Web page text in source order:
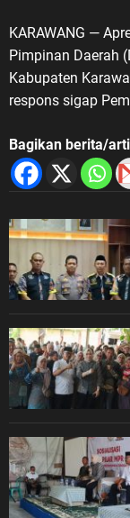
KARAWANG —
Pimpinan Daerah
Kabupaten
respons sigap
Bagikan berita/